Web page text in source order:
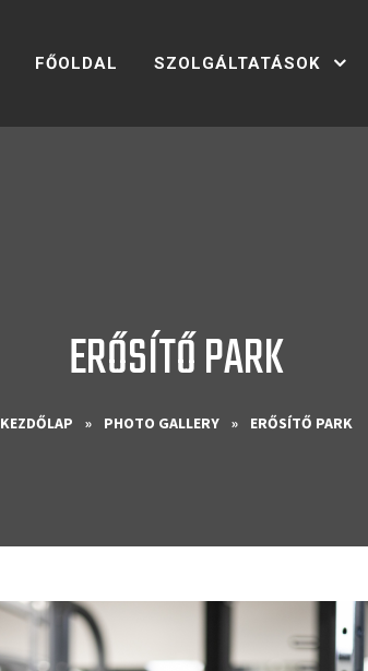
FŐOLDAL SZOLGÁLTATÁSOK
ERŐSÍTŐ PARK
KEZDŐLAP » PHOTO GALLERY » ERŐSÍTŐ PARK